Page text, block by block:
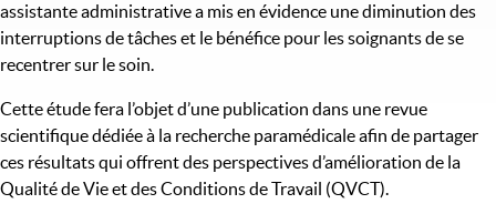
assistante administrative a mis en évidence une diminution des
interruptions de tâches et le bénéfice pour les soignants de se
recentrer sur le soin.
Cette étude fera l’objet d’une publication dans une revue
scientifique dédiée à la recherche paramédicale afin de partager
ces résultats qui offrent des perspectives d’amélioration de la
Qualité de Vie et des Conditions de Travail (QVCT).